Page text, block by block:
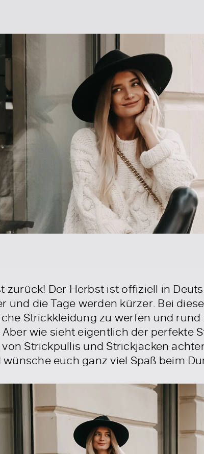
zurück! Der Herbst ist offiziell in
und die Tage werden kürzer. Bei
Strickkleidung zu werfen und
wie sieht eigentlich der perfekte
Strickpullis und Strickjacken
euch ganz viel Spaß beim